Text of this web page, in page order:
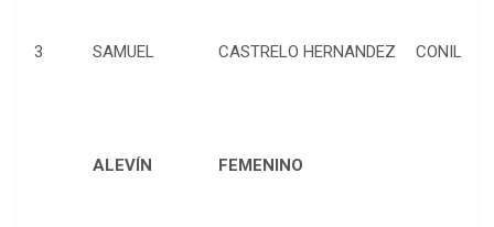
3 SAMUEL CASTRELO HERNANDEZ CONIL
ALEVÍN FEMENINO